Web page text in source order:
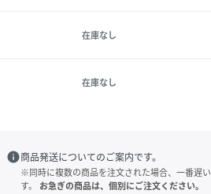
在庫なし
在庫なし
info商品発送についてのご案内です。
※同時に複数の商品を注文された場合、一番遅
す。
お急ぎの商品は、個別にご注文ください。